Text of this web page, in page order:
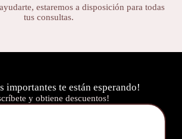
estaremos a disposición para todas
tus consultas.
importantes te están esperando!
y obtiene descuentos!